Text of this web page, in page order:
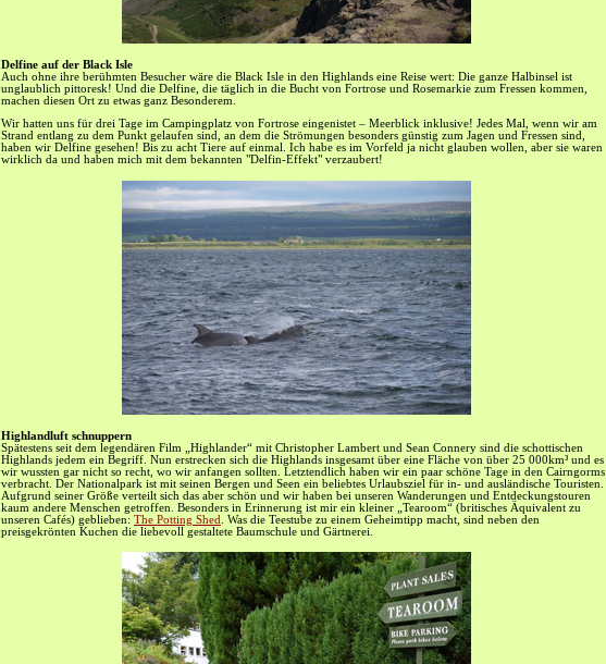
Delfine auf der Black Isle
Auch ohne ihre berühmten Besucher wäre die Black Isle in den Highlands eine Reise wert: Die ganze Halbinsel ist
unglaublich pittoresk! Und die Delfine, die täglich in die Bucht von Fortrose und Rosemarkie zum Fressen kommen,
machen diesen Ort zu etwas ganz Besonderem.
Wir hatten uns für drei Tage im Campingplatz von Fortrose eingenistet – Meerblick inklusive! Jedes Mal, wenn wir am
Strand entlang zu dem Punkt gelaufen sind, an dem die Strömungen besonders günstig zum Jagen und Fressen sind,
haben wir Delfine gesehen! Bis zu acht Tiere auf einmal. Ich habe es im Vorfeld ja nicht glauben wollen, aber sie waren
wirklich da und haben mich mit dem bekannten "Delfin-Effekt" verzaubert!
Highlandluft schnuppern
Spätestens seit dem legendären Film „Highlander“ mit Christopher Lambert und Sean Connery sind die schottischen
Highlands jedem ein Begriff. Nun erstrecken sich die Highlands insgesamt über eine Fläche von über 25 000km³ und es
wir wussten gar nicht so recht, wo wir anfangen sollten. Letztendlich haben wir ein paar schöne Tage in den Cairngorms
verbracht. Der Nationalpark ist mit seinen Bergen und Seen ein beliebtes Urlaubsziel für in- und ausländische Touristen.
Aufgrund seiner Größe verteilt sich das aber schön und wir haben bei unseren Wanderungen und Entdeckungstouren
kaum andere Menschen getroffen. Besonders in Erinnerung ist mir ein kleiner „Tearoom“ (britisches Äquivalent zu
unseren Cafés) geblieben: The Potting Shed
. Was die Teestube zu einem Geheimtipp macht, sind neben den
preisgekrönten Kuchen die liebevoll gestaltete Baumschule und Gärtnerei.